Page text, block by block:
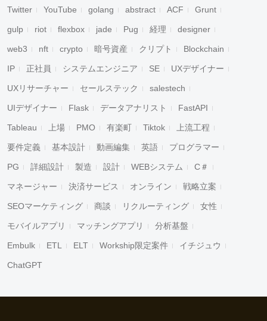
Twitter YouTube golang abstract ACF Grunt
gulp riot flexbox jade Pug 経理 designer
web3 nft crypto 暗号資産 クリプト Blockchain
IP 正社員 システムエンジニア SE UXデザイナー
UXリサーチャー セールステック salestech
UIデザイナー Flask データアナリスト FastAPI
Tableau 上場 PMO 有楽町 Tiktok 上流工程
要件定義 基本設計 動画編集 英語 プログラマー
PG 詳細設計 製造 設計 WEBシステム C＃
マネージャー 決済サービス オンライン 戦略立案
SEOマーケティング 商談 リクルーティング 女性
モバイルアプリ マッチングアプリ 分析基盤
Embulk ETL ELT Workship限定案件 イチジュウ
ChatGPT